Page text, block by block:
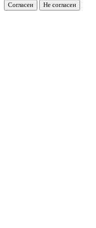
Согласен Не согласен